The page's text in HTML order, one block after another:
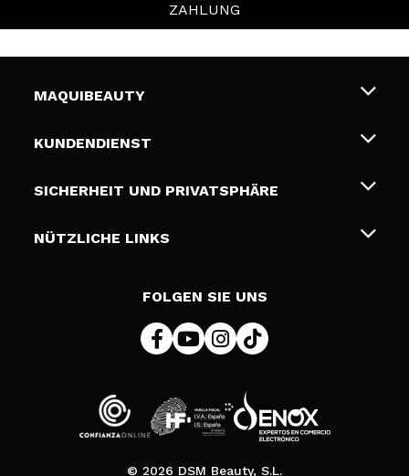
ZAHLUNG
MAQUIBEAUTY
Über uns
Geschenkkarten
KUNDENDIENST
Liefer- und Versandkosten
Zahlung
SICHERHEIT UND PRIVATSPHÄRE
Bedingungen und Datenschutz
NÜTZLICHE LINKS
FOLGEN SIE UNS
© 2026 DSM Beauty, S.L.